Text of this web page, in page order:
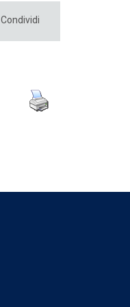
Condividi